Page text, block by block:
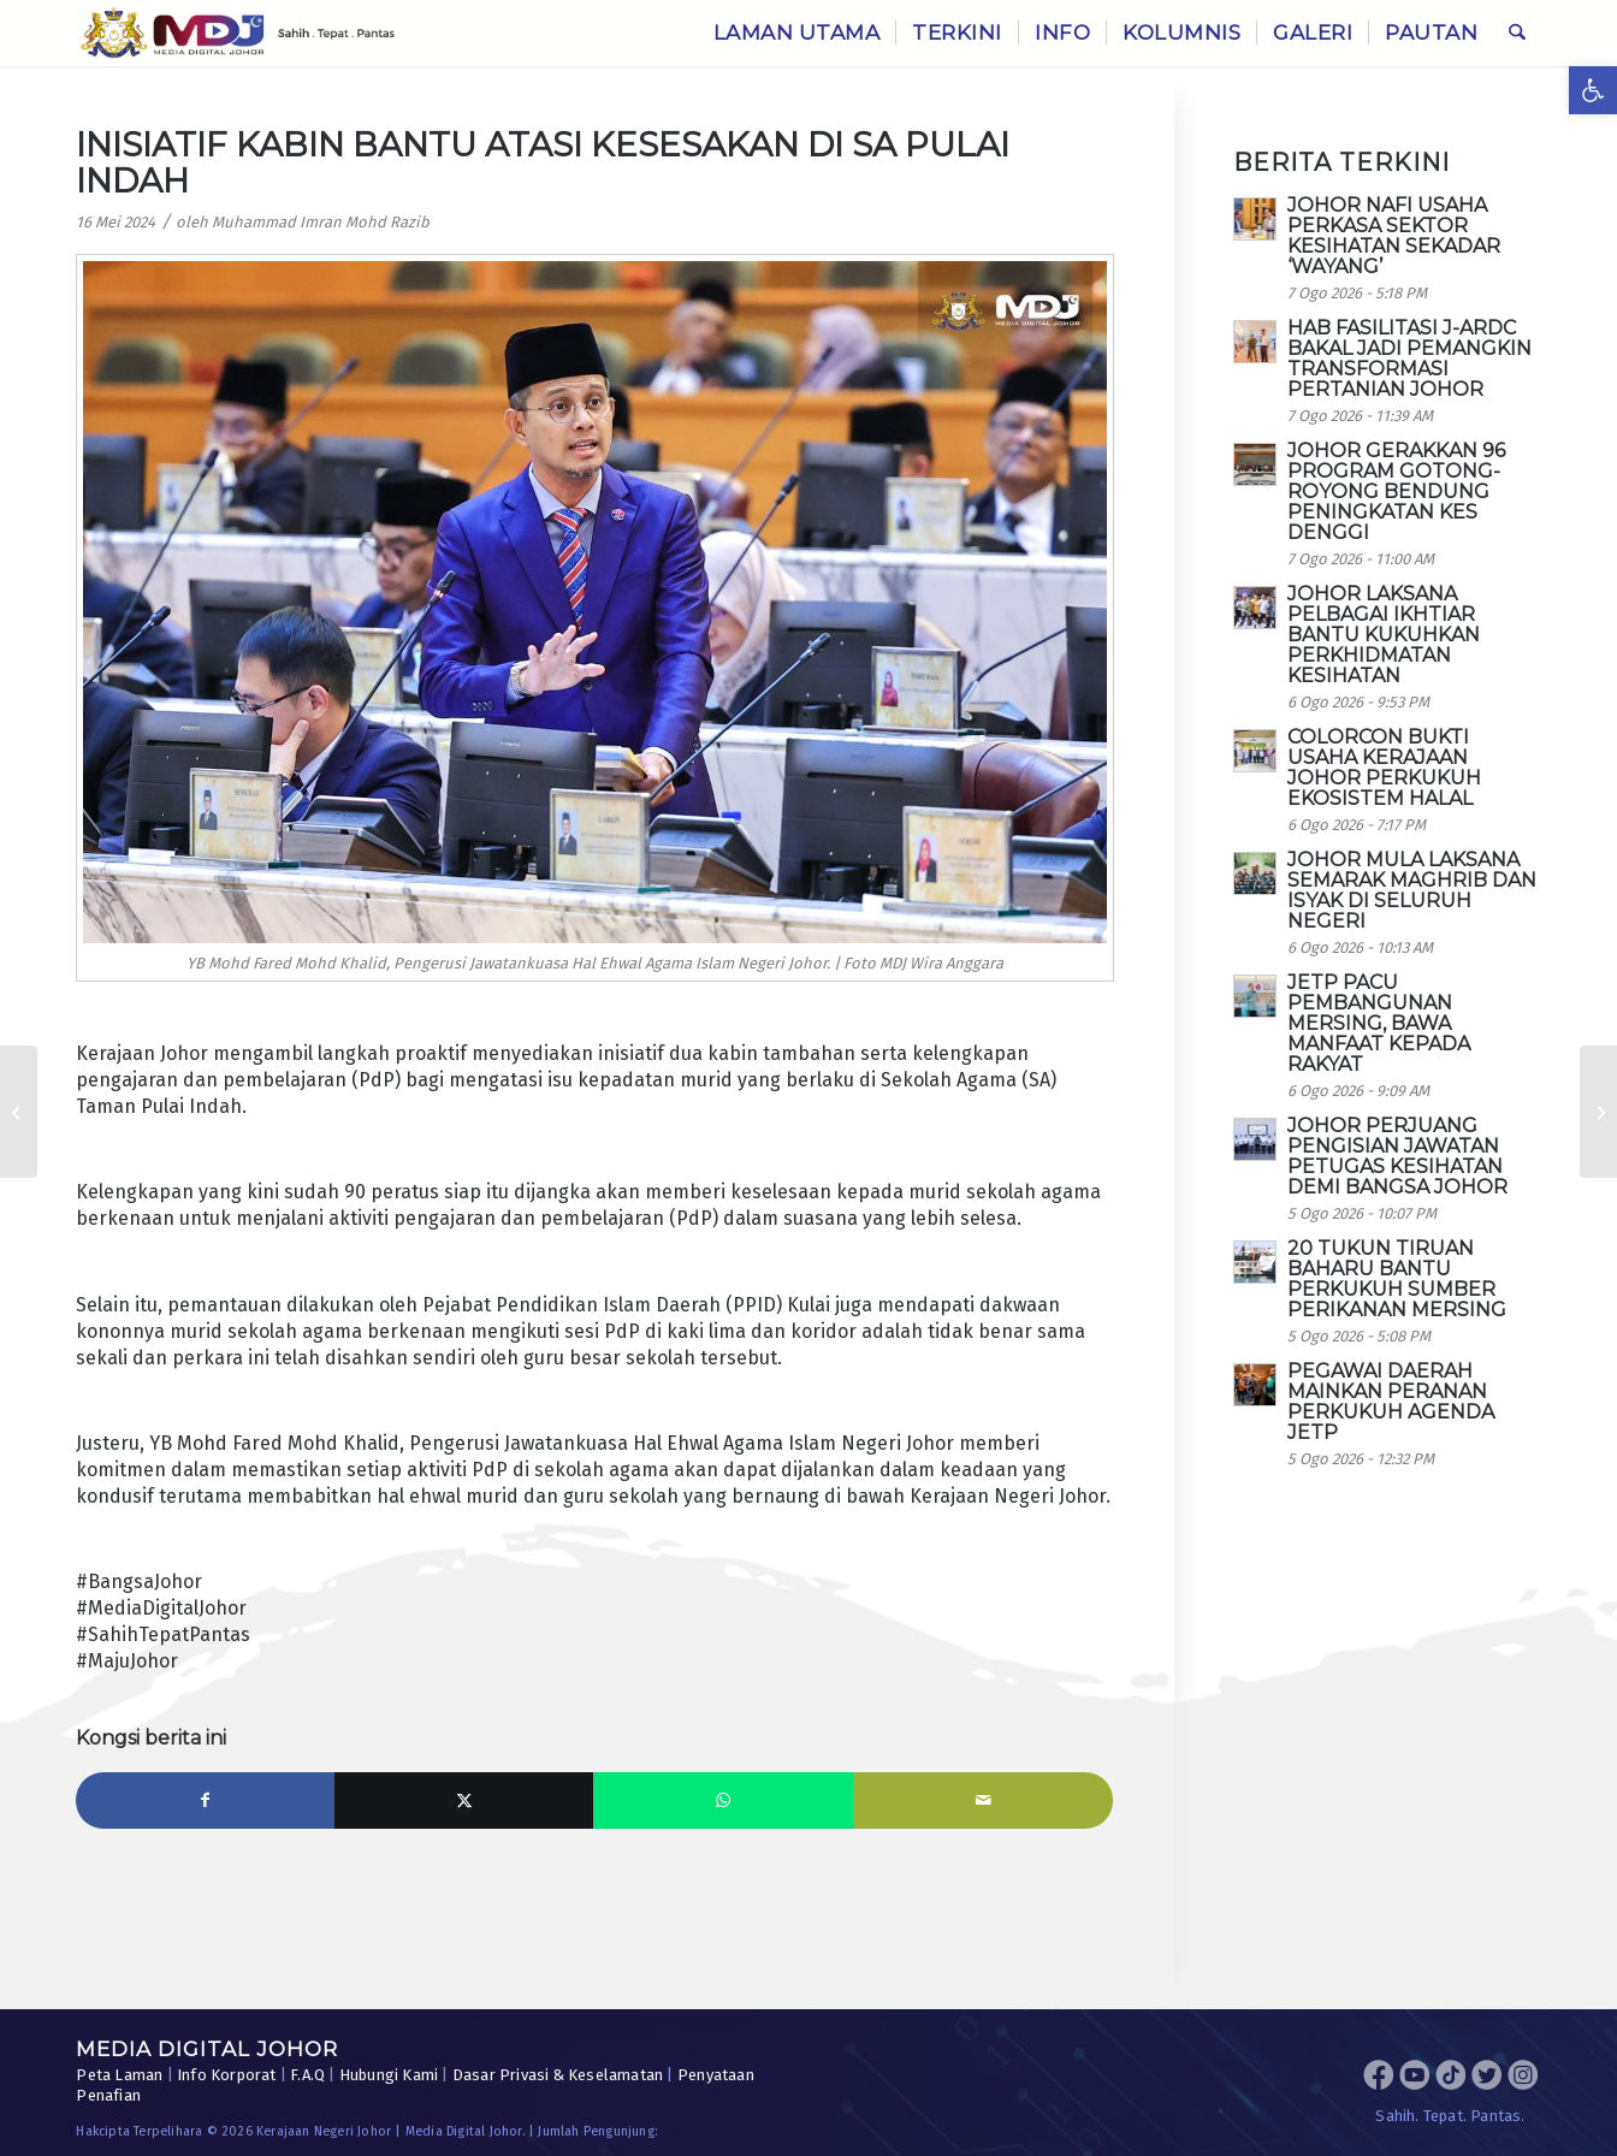
LAMAN UTAMA TERKINI INFO KOLUMNIS GALERI PAUTAN
INISIATIF KABIN BANTU ATASI KESESAKAN DI SA PULAI
INDAH
16 Mei 2024 / oleh Muhammad Imran Mohd Razib
YB Mohd Fared Mohd Khalid, Pengerusi Jawatankuasa Hal Ehwal Agama Islam Negeri Johor. | Foto MDJ Wira Anggara
Kerajaan Johor mengambil langkah proaktif menyediakan inisiatif dua kabin tambahan serta kelengkapan
pengajaran dan pembelajaran (PdP) bagi mengatasi isu kepadatan murid yang berlaku di Sekolah Agama (SA)
Taman Pulai Indah.
Kelengkapan yang kini sudah 90 peratus siap itu dijangka akan memberi keselesaan kepada murid sekolah agama
berkenaan untuk menjalani aktiviti pengajaran dan pembelajaran (PdP) dalam suasana yang lebih selesa.
Selain itu, pemantauan dilakukan oleh Pejabat Pendidikan Islam Daerah (PPID) Kulai juga mendapati dakwaan
kononnya murid sekolah agama berkenaan mengikuti sesi PdP di kaki lima dan koridor adalah tidak benar sama
sekali dan perkara ini telah disahkan sendiri oleh guru besar sekolah tersebut.
Justeru, YB Mohd Fared Mohd Khalid, Pengerusi Jawatankuasa Hal Ehwal Agama Islam Negeri Johor memberi
komitmen dalam memastikan setiap aktiviti PdP di sekolah agama akan dapat dijalankan dalam keadaan yang
kondusif terutama membabitkan hal ehwal murid dan guru sekolah yang bernaung di bawah Kerajaan Negeri Johor.
#BangsaJohor
#MediaDigitalJohor
#SahihTepatPantas
#MajuJohor
Kongsi berita ini
BERITA TERKINI
JOHOR NAFI USAHA
PERKASA SEKTOR
KESIHATAN SEKADAR
‘WAYANG’
7 Ogo 2026 - 5:18 PM
HAB FASILITASI J-ARDC
BAKAL JADI PEMANGKIN
TRANSFORMASI
PERTANIAN JOHOR
7 Ogo 2026 - 11:39 AM
JOHOR GERAKKAN 96
PROGRAM GOTONG-
ROYONG BENDUNG
PENINGKATAN KES
DENGGI
7 Ogo 2026 - 11:00 AM
JOHOR LAKSANA
PELBAGAI IKHTIAR
BANTU KUKUHKAN
PERKHIDMATAN
KESIHATAN
6 Ogo 2026 - 9:53 PM
COLORCON BUKTI
USAHA KERAJAAN
JOHOR PERKUKUH
EKOSISTEM HALAL
6 Ogo 2026 - 7:17 PM
JOHOR MULA LAKSANA
SEMARAK MAGHRIB DAN
ISYAK DI SELURUH
NEGERI
6 Ogo 2026 - 10:13 AM
JETP PACU
PEMBANGUNAN
MERSING, BAWA
MANFAAT KEPADA
RAKYAT
6 Ogo 2026 - 9:09 AM
JOHOR PERJUANG
PENGISIAN JAWATAN
PETUGAS KESIHATAN
DEMI BANGSA JOHOR
5 Ogo 2026 - 10:07 PM
20 TUKUN TIRUAN
BAHARU BANTU
PERKUKUH SUMBER
PERIKANAN MERSING
5 Ogo 2026 - 5:08 PM
PEGAWAI DAERAH
MAINKAN PERANAN
PERKUKUH AGENDA
JETP
5 Ogo 2026 - 12:32 PM
MEDIA DIGITAL JOHOR
Peta Laman Info Korporat F.A.Q Hubungi Kami Dasar Privasi & Keselamatan
Penyataan
Penafian
Hakcipta Terpelihara © 2026 Kerajaan Negeri Johor | Media Digital Johor. | Jumlah Pengunjung:
Sahih. Tepat. Pantas.
PANDUIT CORP LABUR
RM160 JUTA BUKA